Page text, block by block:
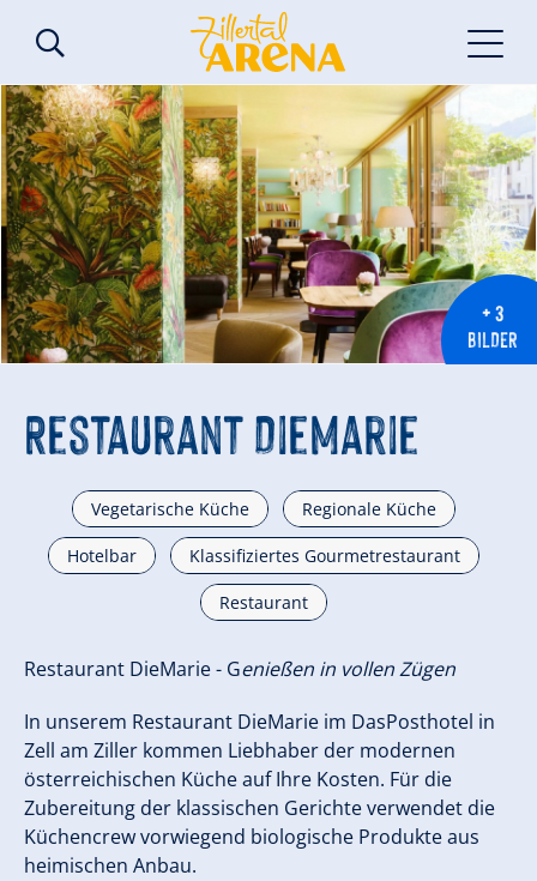
+ 3
BILDER
Restaurant DieMarie
Vegetarische Küche Regionale Küche
Hotelbar Klassifiziertes Gourmetrestaurant
Restaurant
Restaurant DieMarie - Genießen in vollen Zügen
In unserem Restaurant DieMarie im DasPosthotel in
Zell am Ziller kommen Liebhaber der modernen
österreichischen Küche auf Ihre Kosten. Für die
Zubereitung der klassischen Gerichte verwendet die
Küchencrew vorwiegend biologische Produkte aus
heimischen Anbau.